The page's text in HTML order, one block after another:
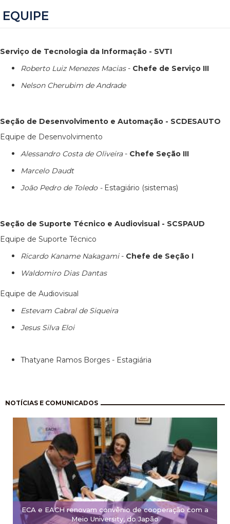
EQUIPE
Serviço de Tecnologia da Informação - SVTI
Roberto Luiz Menezes Macias- Chefe de Serviço III
Nelson Cherubim de Andrade
Seção de Desenvolvimento e Automação - SCDESAUTO
Equipe de Desenvolvimento
Alessandro Costa de Oliveira- Chefe Seção III
Marcelo Daudt
João Pedro de Toledo - Estagiário (sistemas)
Seção de Suporte Técnico e Audiovisual - SCSPAUD
Equipe de Suporte Técnico
Ricardo Kaname Nakagami- Chefe de Seção I
Waldomiro Dias Dantas
Equipe de Audiovisual
Estevam Cabral de Siqueira
Jesus Silva Eloi
Thatyane Ramos Borges - Estagiária
NOTÍCIAS E COMUNICADOS
ECA e EACH renovam convênio de cooperação com a
Meio University, do Japão
Pagination